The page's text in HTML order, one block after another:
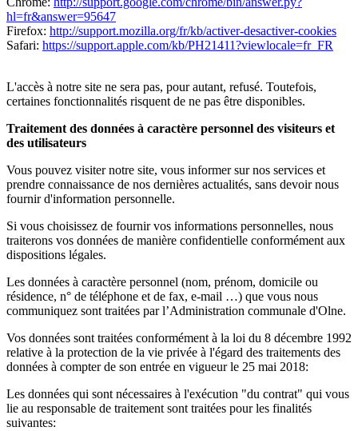
hl=fr&answer=95647
Firefox: http://support.mozilla.org/fr/kb/activer-desactiver-cookies
Safari: https://support.apple.com/kb/PH21411?viewlocale=fr_FR
L'accès à notre site ne sera pas, pour autant, refusé. Toutefois,
certaines fonctionnalités risquent de ne pas être disponibles.
Traitement des données à caractère personnel des visiteurs et
des utilisateurs
Vous pouvez visiter notre site, vous informer sur nos services et
prendre connaissance de nos dernières actualités, sans devoir nous
fournir d'information personnelle.
Si vous choisissez de fournir vos informations personnelles, nous
traiterons vos données de manière confidentielle conformément aux
dispositions légales.
Les données à caractère personnel (nom, prénom, domicile ou
résidence, n° de téléphone et de fax, e-mail …) que vous nous
communiquez sont traitées par l’Administration communale d'Olne.
Vos données sont traitées conformément à la loi du 8 décembre 1992
relative à la protection de la vie privée à l'égard des traitements des
données à compter de son entrée en vigueur le 25 mai 2018:
Les données qui sont nécessaires à l'exécution "du contrat" qui vous
lie au responsable de traitement sont traitées pour les finalités
suivantes: